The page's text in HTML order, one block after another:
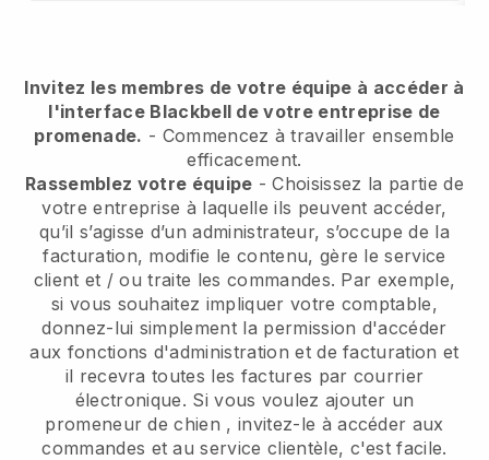
Invitez les membres de votre équipe à accéder à
l'interface Blackbell de votre entreprise de
promenade. - Commencez à travailler ensemble
efficacement.
Rassemblez votre équipe - Choisissez la partie de
votre entreprise à laquelle ils peuvent accéder,
qu’il s’agisse d’un administrateur, s’occupe de la
facturation, modifie le contenu, gère le service
client et / ou traite les commandes. Par exemple,
si vous souhaitez impliquer votre comptable,
donnez-lui simplement la permission d'accéder
aux fonctions d'administration et de facturation et
il recevra toutes les factures par courrier
électronique. Si vous voulez ajouter un
promeneur de chien , invitez-le à accéder aux
commandes et au service clientèle, c'est facile.